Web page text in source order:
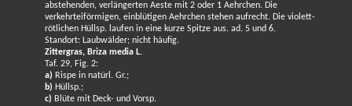
abstehenden, verlängerten Aeste mit 2 oder 1 Aehrchen. Die
verkehrteiförmigen, einblütigen Aehrchen stehen aufrecht. Die violett-
rötlichen Hüllsp. laufen in eine kurze Spitze aus. ad. 5 und 6.
Standort: Laubwälder; nicht häufig.
Zittergras, Briza media L.
Taf. 29, Fig. 2:
a) Rispe in natürl. Gr.;
b) Hüllsp.;
c) Blüte mit Deck- und Vorsp.